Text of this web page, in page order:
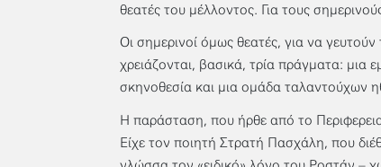
θεατές του μέλλοντος. Για τους
Οι σημερινοί όμως θεατές, για να
χρειάζονται, βασικά, τρία πράγματα: μια
σκηνοθεσία και μια ομάδα ταλαντούχων
Η παράσταση, που ήρθε από το
Είχε τον ποιητή Στρατή Πασχάλη, που